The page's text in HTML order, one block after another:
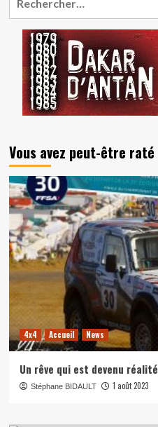
Vous avez peut-être raté
4x4 Accueil News
Un rêve qui est devenu réalité
Stéphane BIDAULT 1 août 2023